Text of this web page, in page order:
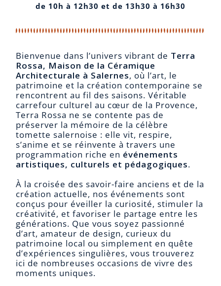
de 10h à 12h30 et de 13h30 à 16h30
Bienvenue dans l’univers vibrant de Terra
Rossa, Maison de la Céramique
Architecturale à Salernes, où l’art, le
patrimoine et la création contemporaine se
rencontrent au fil des saisons. Véritable
carrefour culturel au cœur de la Provence,
Terra Rossa ne se contente pas de
préserver la mémoire de la célèbre
tomette salernoise : elle vit, respire,
s’anime et se réinvente à travers une
programmation riche en événements
artistiques, culturels et pédagogiques.
À la croisée des savoir-faire anciens et de la
création actuelle, nos événements sont
conçus pour éveiller la curiosité, stimuler la
créativité, et favoriser le partage entre les
générations. Que vous soyez passionné
d’art, amateur de design, curieux du
patrimoine local ou simplement en quête
d’expériences singulières, vous trouverez
ici de nombreuses occasions de vivre des
moments uniques.